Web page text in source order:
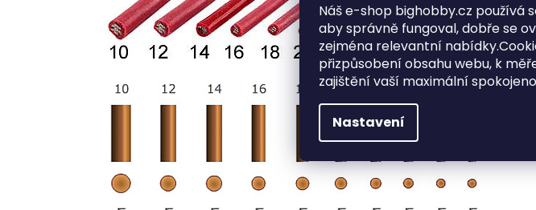
Náš e-shop bighobby.cz používá
aby správně fungoval, dobře se
zejména relevantní
přizpůsobení obsahu webu, k
zajištění vaší maximální
Nastavení